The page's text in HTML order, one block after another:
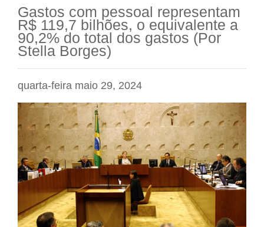
Gastos com pessoal representam
R$ 119,7 bilhões, o equivalente a
90,2% do total dos gastos (Por
Stella Borges)
quarta-feira maio 29, 2024